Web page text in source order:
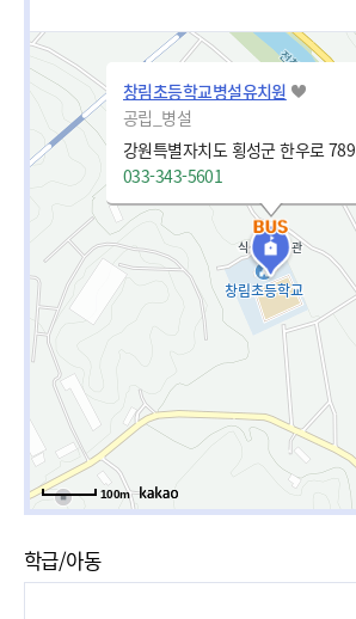
창림초등학교병설유치원
공립_병설
강원특별자치도 횡성군 한우로 789
033-343-5601
100m
학급/아동